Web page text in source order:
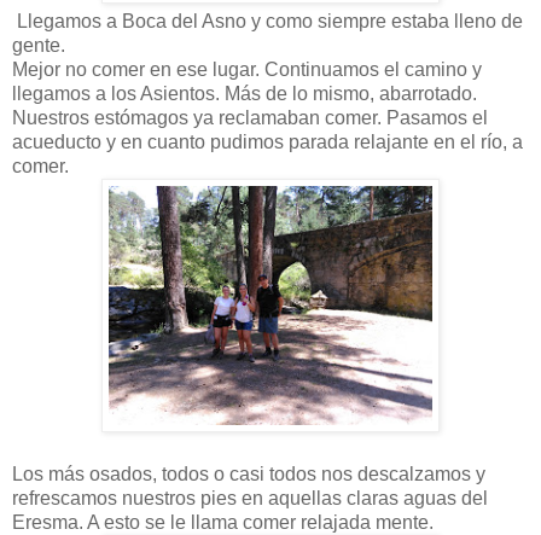
Llegamos a Boca del Asno y como siempre estaba lleno de
gente.
Mejor no comer en ese lugar. Continuamos el camino y
llegamos a los Asientos. Más de lo mismo, abarrotado.
Nuestros estómagos ya reclamaban comer. Pasamos el
acueducto y en cuanto pudimos parada relajante en el río, a
comer.
Los más osados, todos o casi todos nos descalzamos y
refrescamos nuestros pies en aquellas claras aguas del
Eresma. A esto se le llama comer relajada mente.